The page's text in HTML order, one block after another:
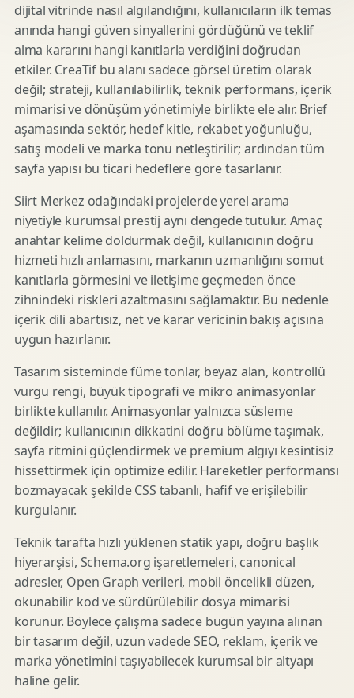
dijital vitrinde nasıl algılandığını, kullanıcıların ilk temas
anında hangi güven sinyallerini gördüğünü ve teklif
alma kararını hangi kanıtlarla verdiğini doğrudan
etkiler. CreaTif bu alanı sadece görsel üretim olarak
değil; strateji, kullanılabilirlik, teknik performans, içerik
mimarisi ve dönüşüm yönetimiyle birlikte ele alır. Brief
aşamasında sektör, hedef kitle, rekabet yoğunluğu,
satış modeli ve marka tonu netleştirilir; ardından tüm
sayfa yapısı bu ticari hedeflere göre tasarlanır.
Siirt Merkez odağındaki projelerde yerel arama
niyetiyle kurumsal prestij aynı dengede tutulur. Amaç
anahtar kelime doldurmak değil, kullanıcının doğru
hizmeti hızlı anlamasını, markanın uzmanlığını somut
kanıtlarla görmesini ve iletişime geçmeden önce
zihnindeki riskleri azaltmasını sağlamaktır. Bu nedenle
içerik dili abartısız, net ve karar vericinin bakış açısına
uygun hazırlanır.
Tasarım sisteminde füme tonlar, beyaz alan, kontrollü
vurgu rengi, büyük tipografi ve mikro animasyonlar
birlikte kullanılır. Animasyonlar yalnızca süsleme
değildir; kullanıcının dikkatini doğru bölüme taşımak,
sayfa ritmini güçlendirmek ve premium algıyı kesintisiz
hissettirmek için optimize edilir. Hareketler performansı
bozmayacak şekilde CSS tabanlı, hafif ve erişilebilir
kurgulanır.
Teknik tarafta hızlı yüklenen statik yapı, doğru başlık
hiyerarşisi, Schema.org işaretlemeleri, canonical
adresler, Open Graph verileri, mobil öncelikli düzen,
okunabilir kod ve sürdürülebilir dosya mimarisi
korunur. Böylece çalışma sadece bugün yayına alınan
bir tasarım değil, uzun vadede SEO, reklam, içerik ve
marka yönetimini taşıyabilecek kurumsal bir altyapı
haline gelir.